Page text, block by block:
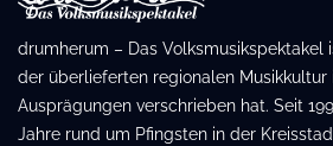
drumherum – Das Volksmusikspektakel
der überlieferten regionalen Musikkultur
Ausprägungen verschrieben hat. Seit
Jahre rund um Pfingsten in der